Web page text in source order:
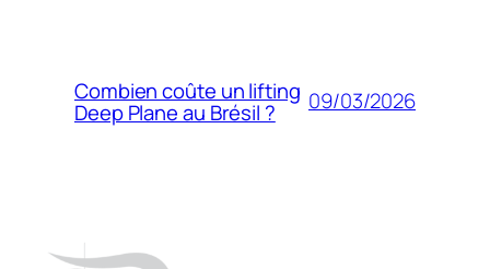
Combien coûte un lifting
Deep Plane au Brésil ? 09/03/2026